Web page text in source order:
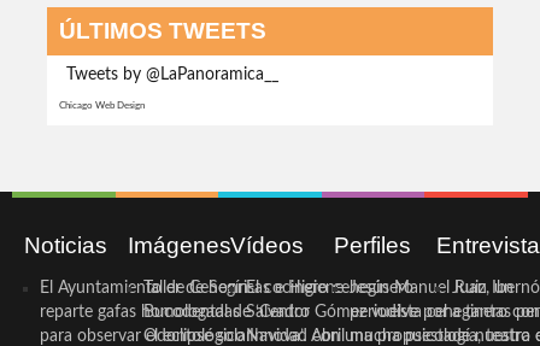
ÚLTIMOS TWEETS
Tweets by @LaPanoramica__
Chicago Web Design
Noticias
El Ayuntamiento de Cehegín
reparte gafas homologadas
para observar el eclipse solar
Imágenes
Taller de Sonrisas e Higiene
Bucodental de ‘Centro
Odontológico Innova’. Abril
Vídeos
El cocinero ceheginero
Salvador Gómez vuelve por
Navidad con una propuesta
Perfiles
Jesús Manuel Ruiz, un
periodista ceheginero con
mucha psicología, teatro
Juan
a tantas
de nuestra